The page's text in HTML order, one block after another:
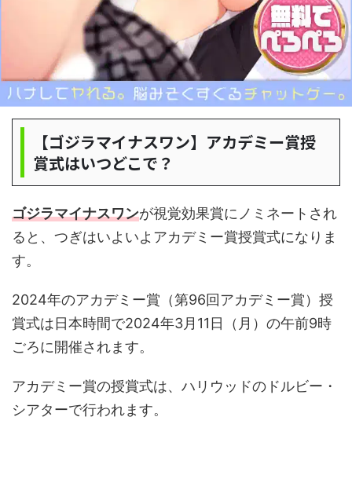
【ゴジラマイナスワン】アカデミー賞授
賞式はいつどこで？
ゴジラマイナスワンが視覚効果賞にノミネートされ
ると、つぎはいよいよアカデミー賞授賞式になりま
す。
2024年のアカデミー賞（第96回アカデミー賞）授
賞式は日本時間で2024年3月11日（月）の午前9時
ごろに開催されます。
アカデミー賞の授賞式は、ハリウッドのドルビー・
シアターで行われます。